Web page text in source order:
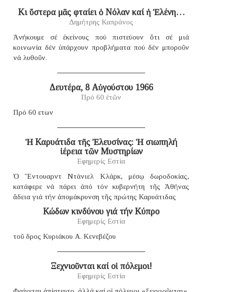
Κι ὕστερα μᾶς φταίει ὁ Νόλαν καί ἡ Ἑλένη…
Δημήτρης Καπράνος
Ἀνήκουμε σέ ἐκείνους πού πιστεύουν ὅτι σέ μιά
κοινωνία δέν ὑπάρχουν προβλήματα πού δέν μποροῦν
νά λυθοῦν.
Δευτέρα, 8 Αὐγούστου 1966
Πρό 60 ἐτῶν
Πρό 60 ετων
Ἡ Καρυάτιδα τῆς Ἐλευσίνας: Ἡ σιωπηλή
ἱέρεια τῶν Μυστηρίων
Εφημερίς Εστία
Ὁ Ἔντουαρντ Ντάνιελ Κλάρκ, μέσῳ δωροδοκίας,
κατάφερε νά πάρει ἀπό τόν κυβερνήτη τῆς Ἀθήνας
ἄδεια γιά τήν ἀπομάκρυνση τῆς πρώτης Καρυάτιδας
Κώδων κινδύνου γιά τήν Κύπρο
Εφημερίς Εστία
τοῦ δρος Κυριάκου Α. Κενεβέζου
Ξεχνιοῦνται καί οἱ πόλεμοι!
Εφημερίς Εστία